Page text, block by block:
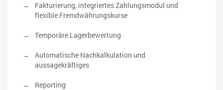
Fakturierung, integriertes Zahlungsmodul und
flexible Fremdwährungskurse
Temporäre Lagerbewertung
Automatische Nachkalkulation und
aussagekräftiges
Reporting